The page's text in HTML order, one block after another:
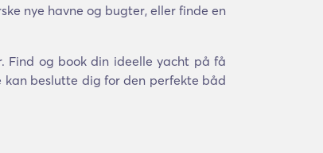
nye havne og bugter, eller finde en
Find og book din ideelle yacht på få
kan beslutte dig for den perfekte båd